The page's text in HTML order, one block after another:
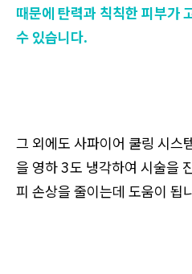
때문에 탄력과 칙칙한 피부가
수 있습니다.
그 외에도 사파이어 쿨링 시스
을 영하 3도 냉각하여 시술을
피 손상을 줄이는데 도움이 됩